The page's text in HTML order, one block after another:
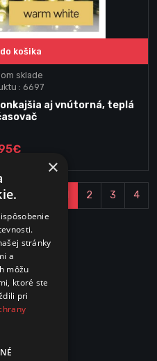
košika
sklade
: 6697
aj vnútorná, teplá
2 3 4
×
stránky
a
môžu
ktoré ste
pri